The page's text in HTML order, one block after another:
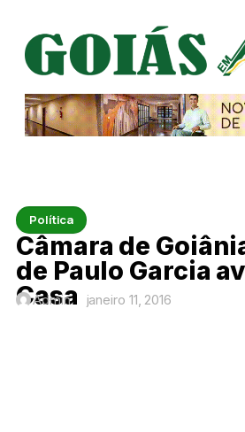
Política
Câmara de
de Paulo Garcia
Casa
Admin janeiro 11, 2016